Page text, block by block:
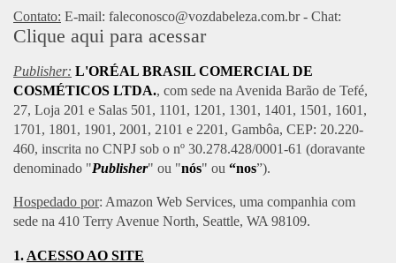
Contato: E-mail: faleconosco@vozdabeleza.com.br- Chat:
Clique aqui para acessar
Publisher: L'ORÉAL BRASIL COMERCIAL DE
COSMÉTICOS LTDA., com sede na Avenida Barão de Tefé,
27, Loja 201 e Salas 501, 1101, 1201, 1301, 1401, 1501, 1601,
1701, 1801, 1901, 2001, 2101 e 2201, Gambôa, CEP: 20.220-
460, inscrita no CNPJ sob o nº 30.278.428/0001-61 (doravante
denominado "Publisher" ou "nós" ou “nos”).
Hospedado por: Amazon Web Services, uma companhia com
sede na 410 Terry Avenue North, Seattle, WA 98109.
1.ACESSO AO SITE